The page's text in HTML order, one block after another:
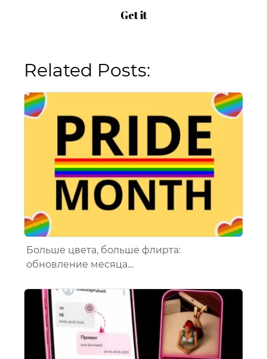
Get it
Related Posts:
Больше цвета, больше флирта:
обновление месяца…